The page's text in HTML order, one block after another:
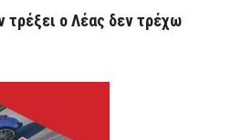
τρέξει ο Λέας δεν τρέχω